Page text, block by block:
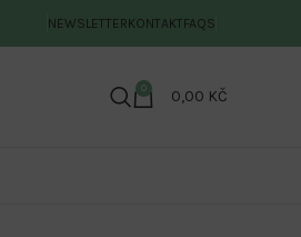
NEWSLETTERKONTAKTFAQS
0 0,00 KČ